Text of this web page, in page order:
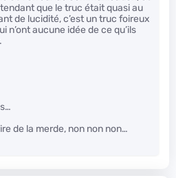
que le truc était quasi au
de lucidité, c’est un truc foireux
n’ont aucune idée de ce qu’ils
de la merde, non non non…